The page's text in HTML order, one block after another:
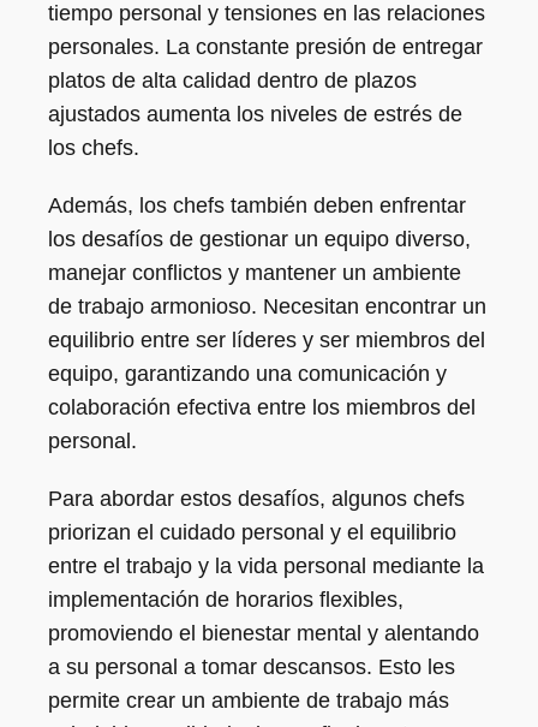
tiempo personal y tensiones en las relaciones
personales. La constante presión de entregar
platos de alta calidad dentro de plazos
ajustados aumenta los niveles de estrés de
los chefs.
Además, los chefs también deben enfrentar
los desafíos de gestionar un equipo diverso,
manejar conflictos y mantener un ambiente
de trabajo armonioso. Necesitan encontrar un
equilibrio entre ser líderes y ser miembros del
equipo, garantizando una comunicación y
colaboración efectiva entre los miembros del
personal.
Para abordar estos desafíos, algunos chefs
priorizan el cuidado personal y el equilibrio
entre el trabajo y la vida personal mediante la
implementación de horarios flexibles,
promoviendo el bienestar mental y alentando
a su personal a tomar descansos. Esto les
permite crear un ambiente de trabajo más